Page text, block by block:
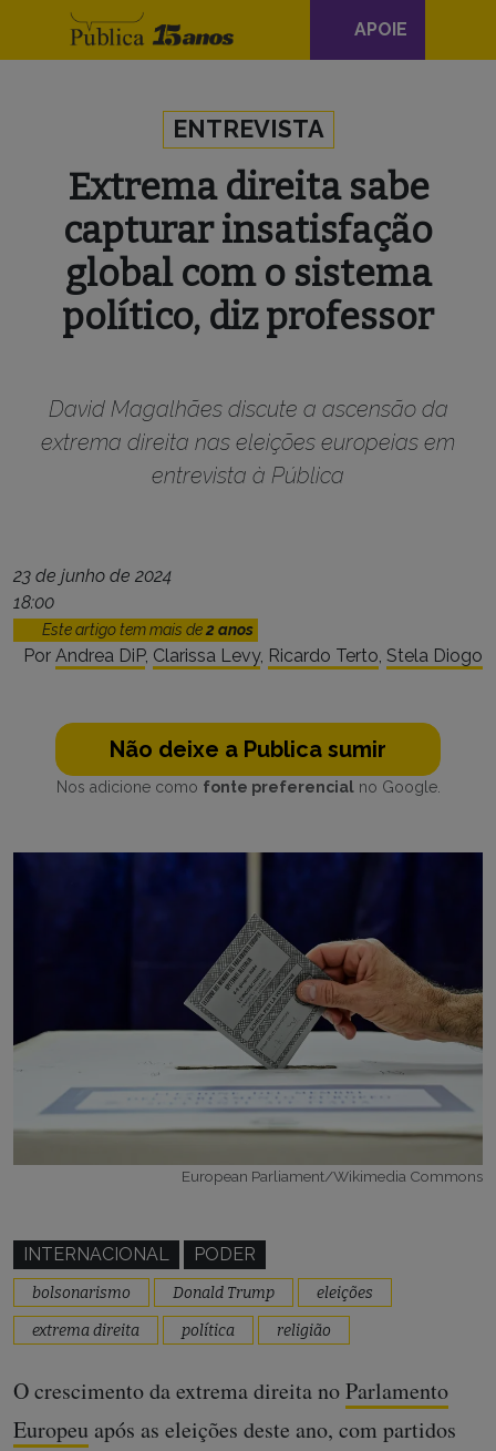
Navegação
principal
APOIE
ENTREVISTA
Extrema direita sabe
capturar insatisfação
global com o sistema
político, diz professor
David Magalhães discute a ascensão da
extrema direita nas eleições europeias em
entrevista à Pública
23 de junho de 2024
18:00
Este artigo tem mais de2 anos
Por Andrea DiP, Clarissa Levy, Ricardo Terto, Stela Diogo
Não deixe a Publica sumir
Nos adicione como fonte preferencialno Google.
European Parliament/Wikimedia Commons
INTERNACIONAL PODER
bolsonarismo Donald Trump
eleições
extrema direita
política religião
O crescimento da extrema direita noParlamento
Europeu após as eleições deste ano, com partidos